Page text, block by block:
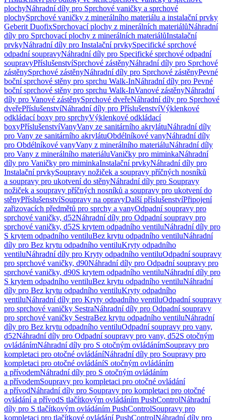
plochyNáhradní díly pro Sprchové vaničky a sprchové
plochySprchové vaničky z minerálního materiálu a instalační prvky
Geberit DuofixSprchovací plochy z minerálních materiálůNáhradní
díly pro Sprchovací plochy z minerálních materiálůInstalační
prvkyNáhradní díly pro Instalační prvkySpecifické sprchové
odpadní soupravyNáhradní díly pro Specifické sprchové odpadní
soupravyPříslušenstvíSprchové zástěnyNáhradní díly pro Sprchové
zástěnySprchové zástěnyNáhradní díly pro Sprchové zástěnyPevné
boční sprchové stěny pro sprchu Walk-InNáhradní díly pro Pevné
boční sprchové stěny pro sprchu Walk-InVanové zástěnyNáhradní
díly pro Vanové zástěnySprchové dveřeNáhradní díly pro Sprchové
dveřePříslušenstvíNáhradní díly pro PříslušenstvíVýklenkové
odkládací boxy pro sprchyVýklenkové odkládací
boxyPříslušenstvíVanyVany ze sanitárního akrylátuNáhradní díly
pro Vany ze sanitárního akrylátuObdélníkové vanyNáhradní díly
pro Obdélníkové vanyVany z minerálního materiáluNáhradní díly
pro Vany z minerálního materiáluVaničky pro miminkaNáhradní
díly pro Vaničky pro miminkaInstalační prvkyNáhradní díly pro
Instalační prvkySoupravy nožiček a soupravy příčných nosníků
a soupravy pro ukotvení do stěnyNáhradní díly pro Soupravy
nožiček a soupravy příčných nosníků a soupravy pro ukotvení do
stěnyPříslušenstvíSoupravy na opravyDalší příslušenstvíPřipojení
zařizovacích předmětů pro sprchy a vanyOdpadní soupravy pro
sprchové vaničky, d52Náhradní díly pro Odpadní soupravy pro
sprchové vaničky, d52S krytem odpadního ventiluNáhradní díly pro
S krytem odpadního ventiluBez krytu odpadního ventiluNáhradní
díly pro Bez krytu odpadního ventiluKryty odpadního
ventiluNáhradní díly pro Kryty odpadního ventiluOdpadní soupravy
pro sprchové vaničky, d90Náhradní díly pro Odpadní soupravy pro
sprchové vaničky, d90S krytem odpadního ventiluNáhradní díly pro
S krytem odpadního ventiluBez krytu odpadního ventiluNáhradní
díly pro Bez krytu odpadního ventiluKryty odpadního
ventiluNáhradní díly pro Kryty odpadního ventiluOdpadní soupravy
pro sprchové vaničky SestraNáhradní díly pro Odpadní soupravy
pro sprchové vaničky SestraBez krytu odpadního ventiluNáhradní
díly pro Bez krytu odpadního ventiluOdpadní soupravy pro vany,
d52Náhradní díly pro Odpadní soupravy pro vany, d52S otočným
ovládánímNáhradní díly pro S otočným ovládánímSoupravy pro
kompletaci pro otočné ovládáníNáhradní díly pro Soupravy pro
kompletaci pro otočné ovládáníS otočným ovládáním
a přívodemNáhradní díly pro S otočným ovládáním
a přívodemSoupravy pro kompletaci pro otočné ovládání
a přívodNáhradní díly pro Soupravy pro kompletaci pro otočné
ovládání a přívodS tlačítkovým ovládáním PushControlNáhradní
díly pro S tlačítkovým ovládáním PushControlSoupravy pro
kompletaci pro tlačítkové ovládání PushControlNáhradní díly pro